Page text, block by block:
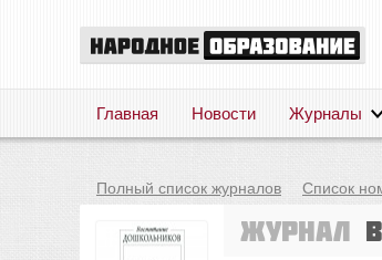
Главная Новости Журналы
Полный список журналов Список
Журнал